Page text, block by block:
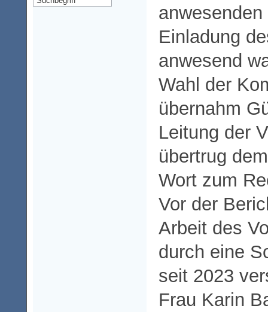
Einladung
anwesend
Wahl der
übernahm
Leitung der
übertrug
Wort zum
Vor der
Arbeit des
durch eine
seit 2023
Frau Karin